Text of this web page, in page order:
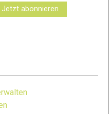
Jetzt abonnieren